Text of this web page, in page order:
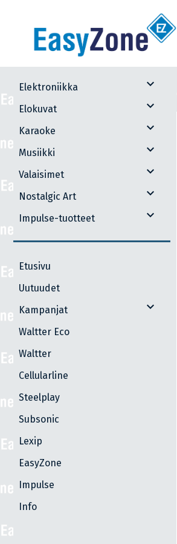
Elektroniikka expand_more
Elokuvat expand_more
Karaoke expand_more
Musiikki expand_more
Valaisimet expand_more
Nostalgic Art expand_more
Impulse-tuotteet expand_more
Etusivu
Uutuudet
Kampanjat
expand_more
Waltter Eco
Waltter
Cellularline
Steelplay
Subsonic
Lexip
EasyZone
Impulse
Info